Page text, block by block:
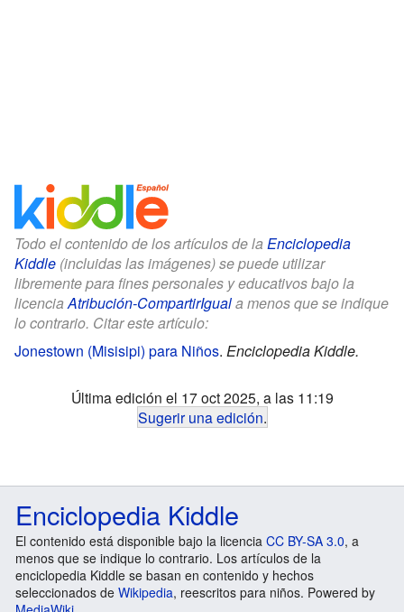
Todo el contenido de los artículos de la Enciclopedia
Kiddle (incluidas las imágenes) se puede utilizar
libremente para fines personales y educativos bajo la
licenciaAtribución-CompartirIguala menos que se indique
lo contrario. Citar este artículo:
Jonestown (Misisipi) para Niños. Enciclopedia Kiddle.
Última edición el 17 oct 2025, a las 11:19
Sugerir una edición.
Enciclopedia Kiddle
El contenido está disponible bajo la licencia CC BY-SA 3.0, a
menos que se indique lo contrario. Los artículos de la
enciclopedia Kiddle se basan en contenido y hechos
seleccionados de Wikipedia, reescritos para niños. Powered by